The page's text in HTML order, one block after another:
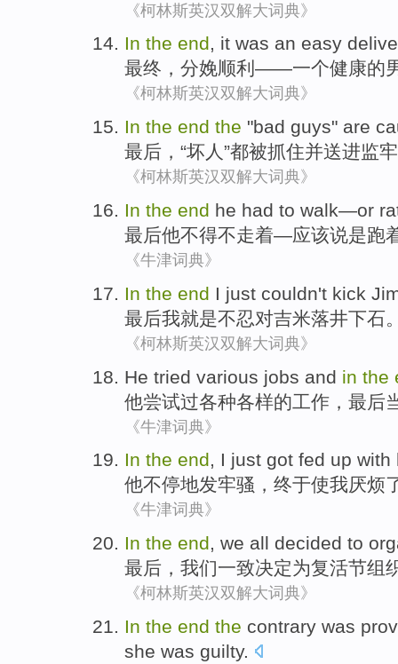
《柯林斯英汉双解大词典》
In the end, it was an easy
最终 ， 分娩顺利——一个健康的
《柯林斯英汉双解大词典》
In the end the "bad guys" are
最后 ，“坏人 ”都被抓住并送进监
《柯林斯英汉双解大词典》
In the end he had to walk—or
最后他不得不走着—应该说是跑
《牛津词典》
In the end I just couldn't kick
最后我就是不忍对吉米落井下石
《柯林斯英汉双解大词典》
He tried various jobs and in the
他尝试过各种各样的工作 ， 最后
《牛津词典》
In the end, I just got fed up with
他不停地发牢骚 ，终于使我厌烦
《牛津词典》
In the end, we all decided to
最后 ， 我们一致决定为复活节组
《柯林斯英汉双解大词典》
In the end the contrary was
she was guilty.